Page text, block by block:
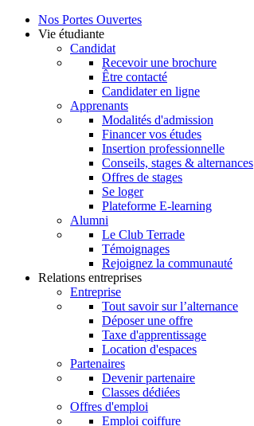
Nos Portes Ouvertes
Vie étudiante
Candidat
Recevoir une brochure
Être contacté
Candidater en ligne
Apprenants
Modalités d'admission
Financer vos études
Insertion professionnelle
Conseils, stages & alternances
Offres de stages
Se loger
Plateforme E-learning
Alumni
Le Club Terrade
Témoignages
Rejoignez la communauté
Relations entreprises
Entreprise
Tout savoir sur l’alternance
Déposer une offre
Taxe d'apprentissage
Location d'espaces
Partenaires
Devenir partenaire
Classes dédiées
Offres d'emploi
Emploi coiffure